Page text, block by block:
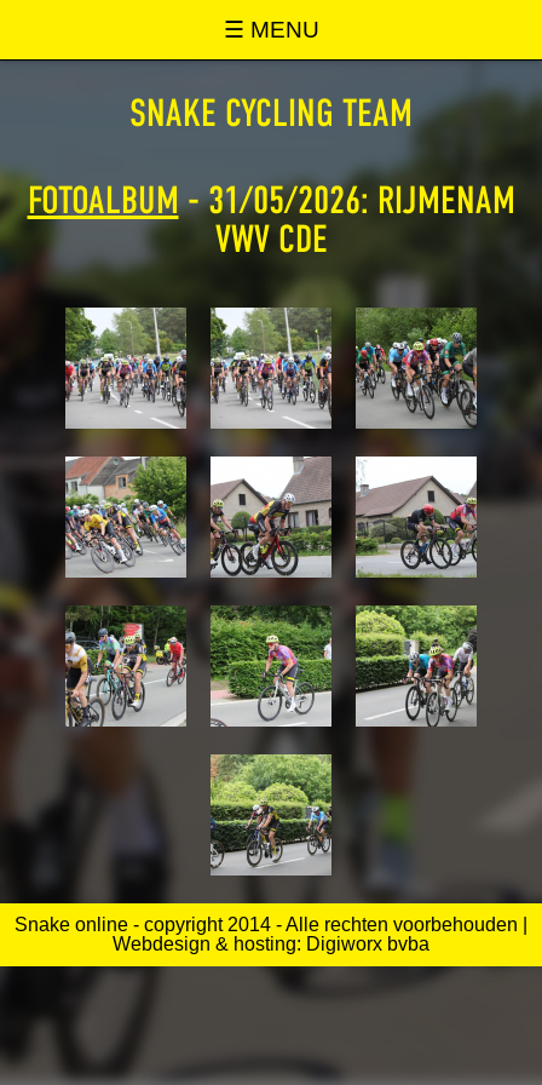
☰ MENU
SNAKE ONLINE
SNAKE CYCLING TEAM
FOTOALBUM- 31/05/2026: RIJMENAM
VWV CDE
Snake online - copyright 2014 - Alle rechten voorbehouden |
Webdesign & hosting: Digiworx bvba